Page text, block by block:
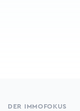
DER IMMOFOKUS